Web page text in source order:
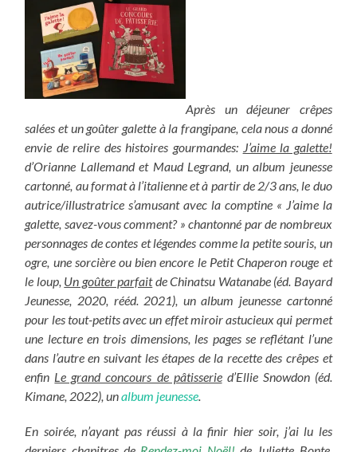
Après un déjeuner crêpes
salées et un goûter galette à la frangipane, cela nous a donné
envie de relire des histoires gourmandes: J’aime la galette!
d’Orianne Lallemand et Maud Legrand, un album jeunesse
cartonné, au format à l’italienne et à partir de 2/3 ans, le duo
autrice/illustratrice s’amusant avec la comptine « J’aime la
galette, savez-vous comment? » chantonné par de nombreux
personnages de contes et légendes comme la petite souris, un
ogre, une sorcière ou bien encore le Petit Chaperon rouge et
le loup, Un goûter parfaitde Chinatsu Watanabe (éd. Bayard
Jeunesse, 2020, rééd. 2021), un album jeunesse cartonné
pour les tout-petits avec un effet miroir astucieux qui permet
une lecture en trois dimensions, les pages se reflétant l’une
dans l’autre en suivant les étapes de la recette des crêpes et
enfin Le grand concours de pâtisseried’Ellie Snowdon (éd.
Kimane, 2022), unalbum jeunesse.
En soirée, n’ayant pas réussi à la finir hier soir, j’ai lu les